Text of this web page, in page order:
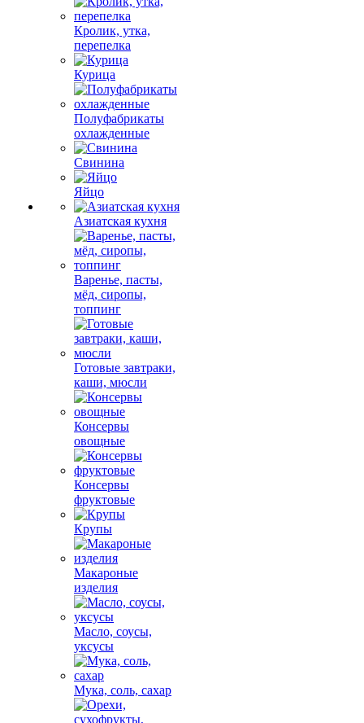
Кролик, утка,
перепелка
Курица
Полуфабрикаты
охлажденные
Свинина
Яйцо
Азиатская кухня
Варенье, пасты,
мёд, сиропы,
топпинг
Готовые завтраки,
каши, мюсли
Консервы
овощные
Консервы
фруктовые
Крупы
Макароные
изделия
Масло, соусы,
уксусы
Мука, соль, сахар